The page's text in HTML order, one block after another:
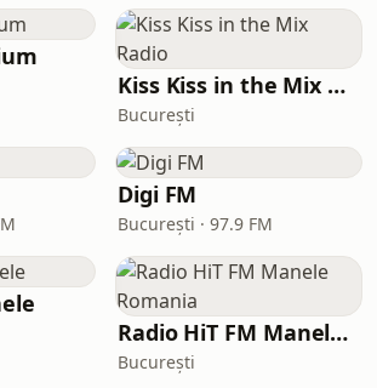
Kiss Kiss in the Mix Radio
București
Digi FM
București · 97.9 FM
Radio HiT FM Manele Romania
București